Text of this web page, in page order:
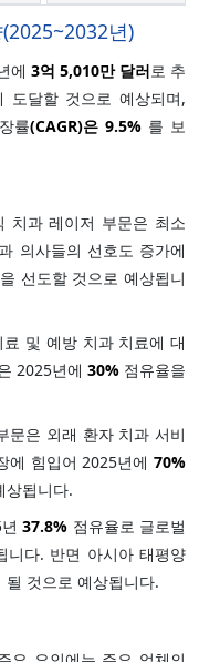
년)
에 3억 5,010만 달러로 추
도달할 것으로 예상되며,
률(CAGR)은9.5% 를 보
치과 레이저 부문은 최소
의사들의 선호도 증가에
선도할 것으로 예상됩니
및 예방 치과 치료에 대
2025년에 30%점유율을
문은 외래 환자 치과 서비
에 힘입어 2025년에 70%
상됩니다.
년37.8% 점유율로 글로벌
니다. 반면 아시아 태평양
것으로 예상됩니다.